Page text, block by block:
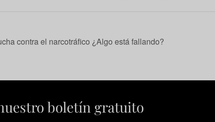
contra el narcotráfico ¿Algo está fallando?
boletín gratuito